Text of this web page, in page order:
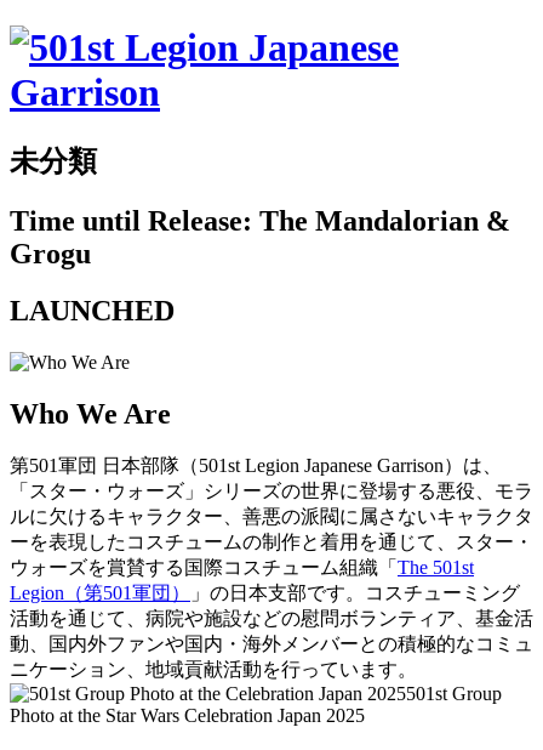
未分類
Time until Release: The Mandalorian &
Grogu
LAUNCHED
Who We Are
第501軍団 日本部隊（501st Legion Japanese Garrison）は、
「スター・ウォーズ」シリーズの世界に登場する悪役、モラ
ルに欠けるキャラクター、善悪の派閥に属さないキャラクタ
ーを表現したコスチュームの制作と着用を通じて、スター・
ウォーズを賞賛する国際コスチューム組織「 The 501st
Legion（第501軍団）
」の日本支部です。コスチューミング
活動を通じて、病院や施設などの慰問ボランティア、基金活
動、国内外ファンや国内・海外メンバーとの積極的なコミュ
ニケーション、地域貢献活動を行っています。
501st Group
Photo at the Star Wars Celebration Japan 2025